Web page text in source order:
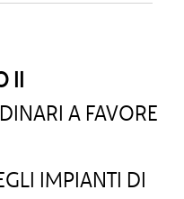
II
A FAVORE
IMPIANTI DI